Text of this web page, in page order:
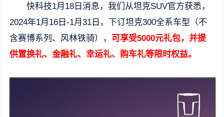
快科技1月18日消息，我们从坦克SUV官方获悉，
2024年1月16日-1月31日，下订坦克300全系车型（不
含赛博系列、风林铁骑）， 可享受5000元礼包，并提
供置换礼、金融礼、幸运礼、购车礼等限时权益。